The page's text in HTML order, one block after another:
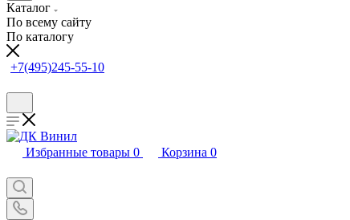
Каталог
По всему сайту
По каталогу
+7(495)245-55-10
Избранные товары 0 Корзина 0